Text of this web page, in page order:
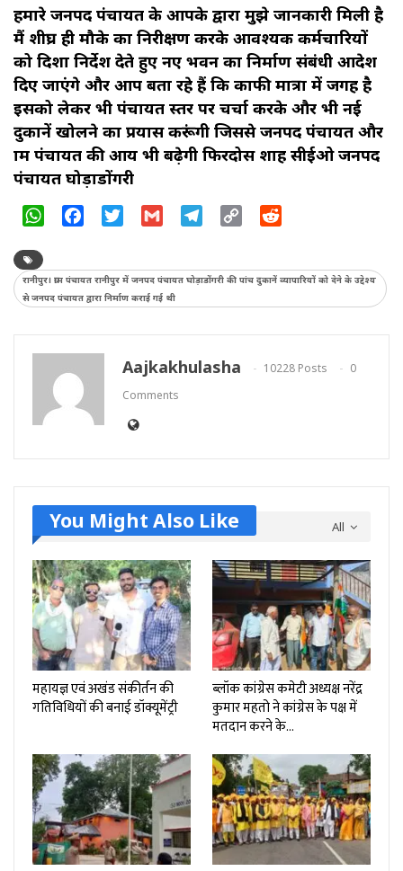
हमारे जनपद पंचायत के आपके द्वारा मुझे जानकारी मिली है
मैं शीघ्र ही मौके का निरीक्षण करके आवश्यक कर्मचारियों
को दिशा निर्देश देते हुए नए भवन का निर्माण संबंधी आदेश
दिए जाएंगे और आप बता रहे हैं कि काफी मात्रा में जगह है
इसको लेकर भी पंचायत स्तर पर चर्चा करके और भी नई
दुकानें खोलने का प्रयास करूंगी जिससे जनपद पंचायत और
ग्राम पंचायत की आय भी बढ़ेगी फिरदोस शाह सीईओ जनपद
पंचायत घोड़ाडोंगरी
WhatsAppFacebookTwitter Gmail Telegram
Copy
रानीपुर। ग्राम पंचायत रानीपुर में जनपद पंचायत घोड़ाडोंगरी की पांच दुकानें व्यापारियों को देने के उद्देश्य
से जनपद पंचायत द्वारा निर्माण कराई गई थी
Aajkakhulasha 10228 Posts
0
Comments
All
You Might Also Like
महायज्ञ एवं अखंड संकीर्तन की
गतिविधियों की बनाई डॉक्यूमेंट्री
ब्लॉक कांग्रेस कमेटी अध्यक्ष नरेंद्र
कुमार महतो ने कांग्रेस के पक्ष में
मतदान करने के…